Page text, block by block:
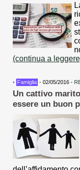
(continua a
• Famiglia - 02/05/2016 -
Un cattivo
essere un buon